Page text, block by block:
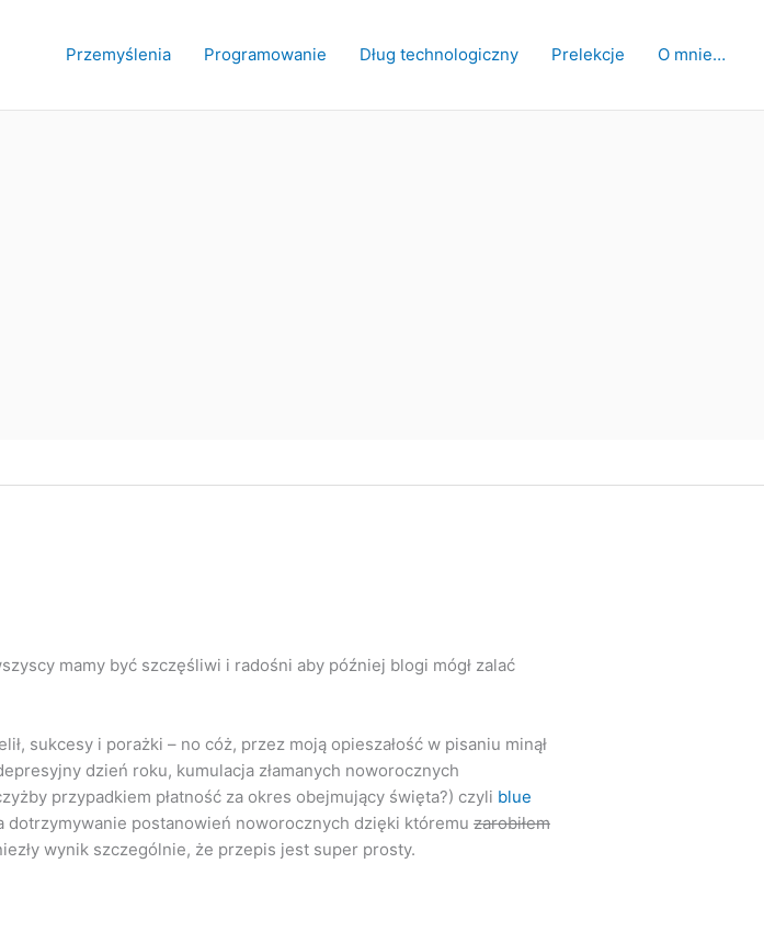
Przemyślenia Programowanie Dług technologiczny Prelekcje O mnie…
mamy być szczęśliwi i radośni aby później blogi mógł zalać
sukcesy i porażki – no cóż, przez moją opieszałość w pisaniu minął
dzień roku, kumulacja złamanych noworocznych
przypadkiem płatność za okres obejmujący święta?) czyli blue
postanowień noworocznych dzięki któremu zarobiłem
wynik szczególnie, że przepis jest super prosty.